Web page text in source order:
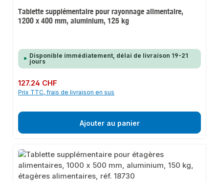
Tablette supplémentaire pour rayonnage alimentaire,
1200 x 400 mm, aluminium, 125 kg
Disponible immédiatement, délai de livraison 19-21
jours
Prix régulier :
127.24 CHF
Prix TTC, frais de livraison en sus
Ajouter au panier